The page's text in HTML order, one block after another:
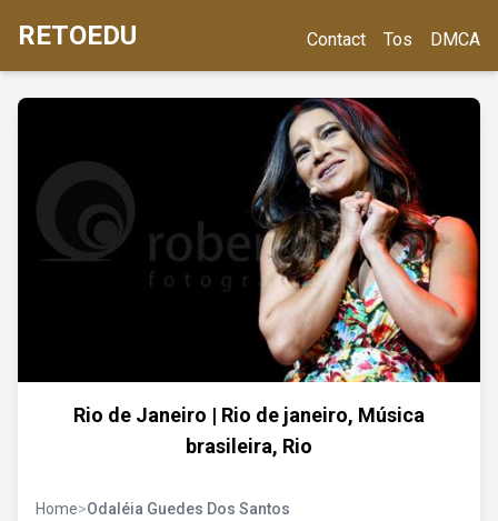
RETOEDU Contact Tos DMCA
Rio de Janeiro | Rio de janeiro, Música
brasileira, Rio
Home>Odaléia Guedes Dos Santos